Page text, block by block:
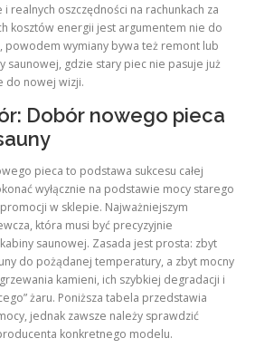
realnych oszczędności na rachunkach za
kosztów energii jest argumentem nie do
powodem wymiany bywa też remont lub
saunowej, gdzie stary piec nie pasuje już
do nowej wizji.
Dobór nowego pieca
pieca to podstawa sukcesu całej
wyłącznie na podstawie mocy starego
w sklepie. Najważniejszym
która musi być precyzyjnie
saunowej. Zasada jest prosta: zbyt
do pożądanej temperatury, a zbyt mocny
kamieni, ich szybkiej degradacji i
żaru. Poniższa tabela przedstawia
jednak zawsze należy sprawdzić
konkretnego modelu.